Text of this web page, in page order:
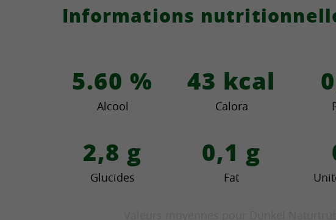
Informations
5.60%
Alcool
43 kcal
Calora
2,8 g
Glucides
0,1 g
Fat